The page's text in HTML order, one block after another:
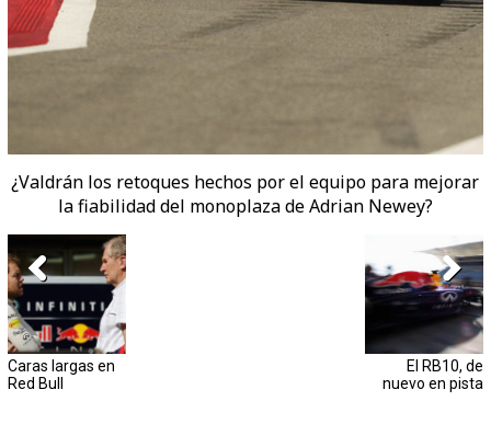
¿Valdrán los retoques hechos por el equipo para mejorar
la fiabilidad del monoplaza de Adrian Newey?
Caras largas en
Red Bull
El RB10, de
nuevo en pista